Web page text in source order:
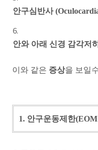
안구심반사
안와 아래 신경 감각저
이와 같은 증상을 보일
1. 안구운동제한